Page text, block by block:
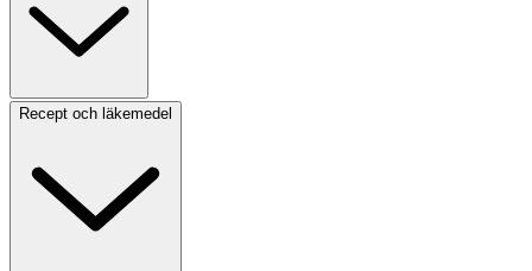
Recept och läkemedel